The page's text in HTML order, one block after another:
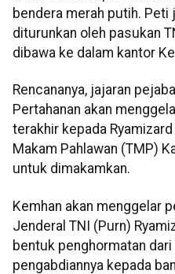
bendera merah putih.
diturunkan oleh pasukan
dibawa ke dalam kantor
Rencananya, jajaran
Pertahanan akan
terakhir kepada
Makam Pahlawan (TMP)
untuk dimakamkan.
Kemhan akan menggelar
Jenderal TNI (Purn)
bentuk penghormatan
pengabdiannya kepada